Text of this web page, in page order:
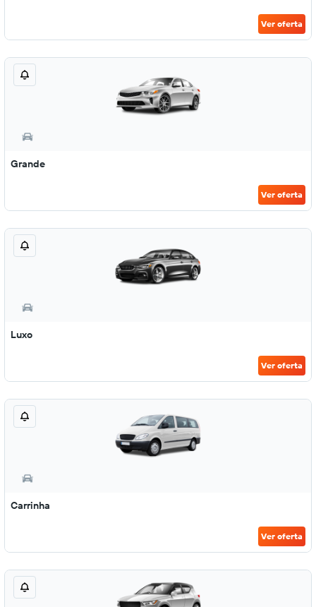
Ver oferta
Grande
Ver oferta
Luxo
Ver oferta
Carrinha
Ver oferta